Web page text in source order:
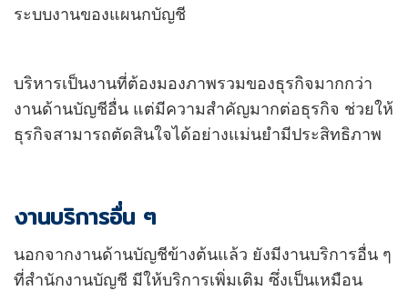
ระบบงานของแผนกบัญชี
บริหารเป็นงานที่ต้องมองภาพรวมของธุรกิจมากกว่า
งานด้านบัญชีอื่น แต่มีความสำคัญมากต่อธุรกิจ ช่วยให้
ธุรกิจสามารถตัดสินใจได้อย่างแม่นยำมีประสิทธิภาพ
งานบริการอื่น ๆ
นอกจากงานด้านบัญชีข้างต้นแล้ว ยังมีงานบริการอื่น ๆ
ที่สำนักงานบัญชี มีให้บริการเพิ่มเติม ซึ่งเป็นเหมือน